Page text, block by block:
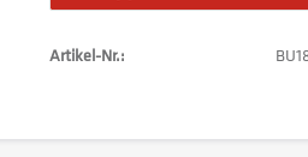
Artikel-Nr.: